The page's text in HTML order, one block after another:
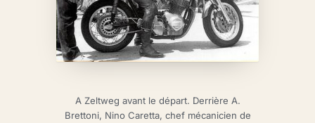
A Zeltweg avant le départ. Derrière A.
Brettoni, Nino Caretta, chef mécanicien de